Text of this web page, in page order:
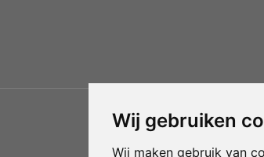
Wij gebruiken
Wij maken gebruik van
Gebruik van deze site